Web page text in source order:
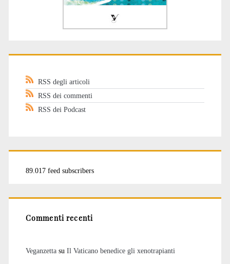
RSS degli articoli
RSS dei commenti
RSS dei Podcast
89.017 feed subscribers
Commenti recenti
Veganzettasu Il Vaticano benedice gli xenotrapianti